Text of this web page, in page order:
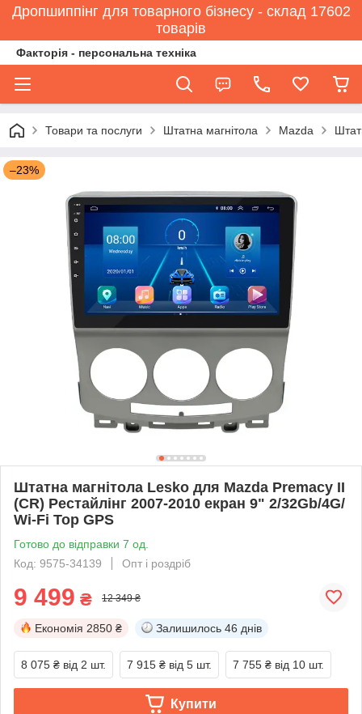
Дропшиппінг для товарного бізнесу - склад 17602
товарів
Факторія - персональна техніка
Товари та послуги Штатна магнітола Mazda
–23%
Штатна магнітола Lesko для Mazda Premacy II
(CR) Рестайлінг 2007-2010 екран 9" 2/32Gb/4G/
Wi-Fi Top GPS
Готово до відправки 7 од.
Код: 9575-34139
Опт і роздріб
9 499 ₴ 12 349 ₴
Економія 2850 ₴ Залишилось 46 днів
8 075 ₴ від 2 шт. 7 915 ₴ від 5 шт. 7 755 ₴ від 10 шт.
Купити